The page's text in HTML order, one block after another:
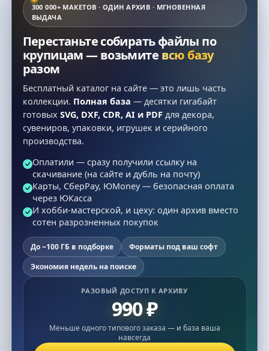
300 000+ МАКЕТОВ · ОДИН АРХИВ · МГНОВЕННАЯ
ВЫДАЧА
Перестаньте собирать файлы по
крупицам — возьмите всю базу
разом
Бесплатный каталог на сайте — это лишь часть
коллекции. Полная база — десятки гигабайт
готовых SVG, DXF, CDR, AI и PDFдля декора,
сувениров, упаковки, игрушек и серийного
производства.
Оплатили — сразу получили ссылку на
скачивание (на сайте и дубль на почту)
Карты, СберPay, ЮMoney — безопасная оплата
через ЮКасса
И хобби-мастерской, и цеху: один архив вместо
сотен разрозненных покупок
До ~100 ГБ в подборке
Форматы под ваш софт
Экономия недель на поиске
РАЗОВЫЙ ДОСТУП К АРХИВУ
990 ₽
Меньше одного типового заказа — и база ваша
навсегда